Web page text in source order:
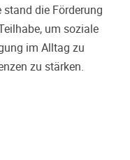
die Förderung
um soziale
im Alltag zu
zu stärken.